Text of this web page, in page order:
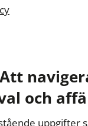
och
uppgifter